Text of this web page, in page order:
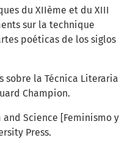
du XIIème et du XIII
sur la technique
poéticas de los siglos
sobre la Técnica Literaria
Champion.
and Science [Feminismo y
Press.